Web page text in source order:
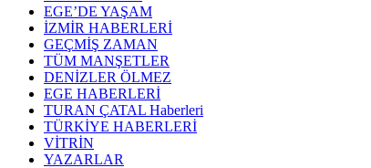
EGE’DE YAŞAM
İZMİR HABERLERİ
GEÇMİŞ ZAMAN
TÜM MANŞETLER
DENİZLER ÖLMEZ
EGE HABERLERİ
TURAN ÇATAL Haberleri
TÜRKİYE HABERLERİ
VİTRİN
YAZARLAR